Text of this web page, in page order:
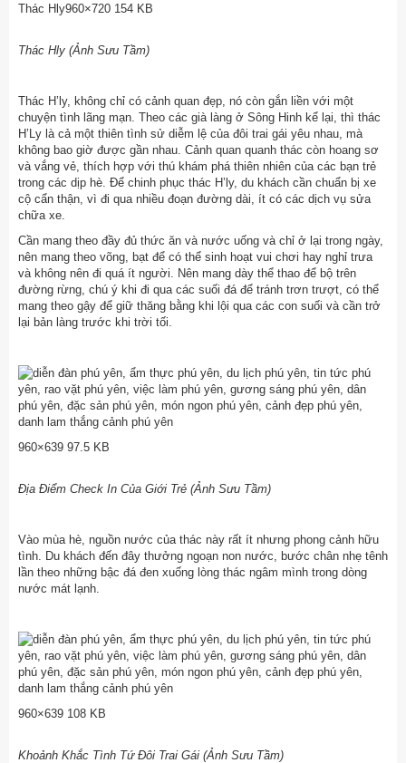
Thác Hly960×720 154 KB
Thác Hly (Ảnh Sưu Tầm)
Thác H’ly, không chỉ có cảnh quan đẹp, nó còn gắn liền với một
chuyện tình lãng mạn. Theo các già làng ở Sông Hinh kể lại, thì thác
H’Ly là cả một thiên tình sử diễm lệ của đôi trai gái yêu nhau, mà
không bao giờ được gần nhau. Cảnh quan quanh thác còn hoang sơ
và vắng vẻ, thích hợp với thú khám phá thiên nhiên của các bạn trẻ
trong các dịp hè. Để chinh phục thác H’ly, du khách cần chuẩn bị xe
cộ cẩn thận, vì đi qua nhiều đoạn đường dài, ít có các dịch vụ sửa
chữa xe.
Cần mang theo đầy đủ thức ăn và nước uống và chỉ ở lại trong ngày,
nên mang theo võng, bạt để có thể sinh hoạt vui chơi hay nghỉ trưa
và không nên đi quá ít người. Nên mang dày thể thao để bộ trên
đường rừng, chú ý khi đi qua các suối đá để tránh trơn trượt, có thể
mang theo gậy để giữ thăng bằng khi lội qua các con suối và cần trở
lại bản làng trước khi trời tối.
960×639 97.5 KB
Địa Điểm Check In Của Giới Trẻ (Ảnh Sưu Tầm)
Vào mùa hè, nguồn nước của thác này rất ít nhưng phong cảnh hữu
tình. Du khách đến đây thưởng ngoạn non nước, bước chân nhẹ tênh
lần theo những bậc đá đen xuống lòng thác ngâm mình trong dòng
nước mát lạnh.
960×639 108 KB
Khoảnh Khắc Tình Tứ Đôi Trai Gái (Ảnh Sưu Tầm)